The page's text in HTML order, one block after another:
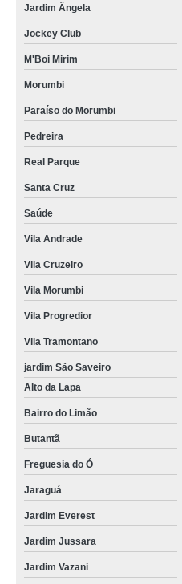
Jardim Ângela
Jockey Club
M'Boi Mirim
Morumbi
Paraíso do Morumbi
Pedreira
Real Parque
Santa Cruz
Saúde
Vila Andrade
Vila Cruzeiro
Vila Morumbi
Vila Progredior
Vila Tramontano
jardim São Saveiro
Alto da Lapa
Bairro do Limão
Butantã
Freguesia do Ó
Jaraguá
Jardim Everest
Jardim Jussara
Jardim Vazani